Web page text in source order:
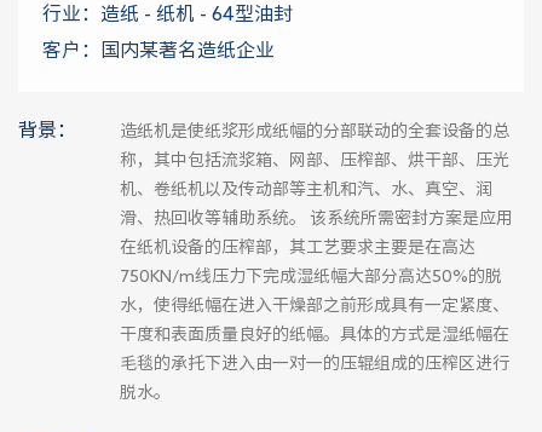
行业：造纸 - 纸机 - 64型油封
客户：国内某著名造纸企业
背景：
造纸机是使纸浆形成纸幅的分部联动的全套设备的总
称，其中包括流浆箱、网部、压榨部、烘干部、压光
机、卷纸机以及传动部等主机和汽、水、真空、润
滑、热回收等辅助系统。 该系统所需密封方案是应用
在纸机设备的压榨部，其工艺要求主要是在高达
750KN/m线压力下完成湿纸幅大部分高达50%的脱
水，使得纸幅在进入干燥部之前形成具有一定紧度、
干度和表面质量良好的纸幅。具体的方式是湿纸幅在
毛毯的承托下进入由一对一的压辊组成的压榨区进行
脱水。